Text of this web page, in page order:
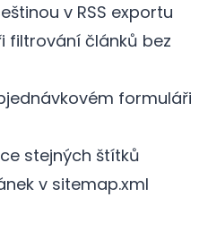
v RSS exportu
filtrování článků bez
formuláři
stejných štítků
v sitemap.xml